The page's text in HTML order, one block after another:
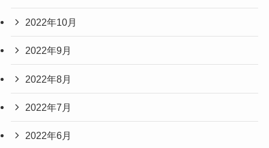
2022年10月
2022年9月
2022年8月
2022年7月
2022年6月